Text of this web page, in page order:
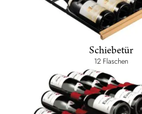
Schiebetür
12 Flaschen